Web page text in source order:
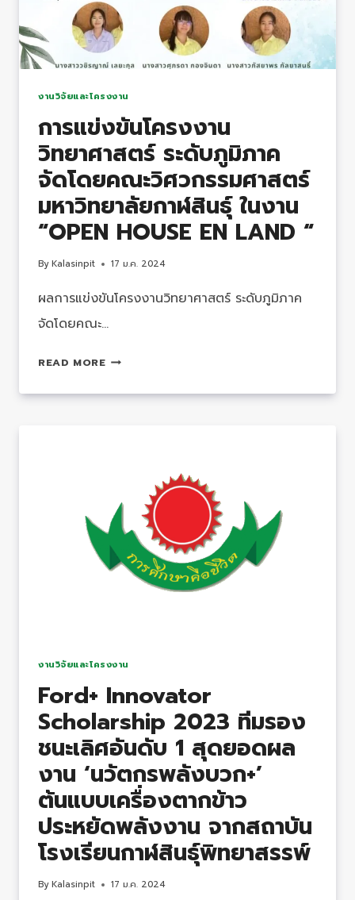
ระดับ
โลก
ให้
น่า
INNOVATOR
SCHOLARSHIP
จัด
โดย
ฟ
ประเทศไทย
กับ
สมาคม
ประชากร
(NIA
งานวิจัยและโครงงาน
การแข่งขันโครงงาน
วิทยาศาสตร์​ ระดับภูมิภาค​
จัดโดยคณะวิศวกรรมศาสตร์​
มหาวิทยาลัยกาฬสินธุ์​ ในงาน​
“OPEN HOUSE EN LAND “
ByKalasinpit 17 ม.ค. 2024
ผลการแข่งขันโครงงานวิทยาศาสตร์​ ระดับภูมิภาค​
จัดโดยคณะ…
READ MOREการ
โครง
โดย
คณะ
วิศวกรรมศาสตร์​
มหาวิทยาลัย
EN
LAND
งานวิจัยและโครงงาน
Ford+ Innovator
Scholarship 2023 ทีมรอง
ชนะเลิศอันดับ 1 สุดยอดผล
งาน ‘นวัตกรพลังบวก+’
ต้นแบบเครื่องตากข้าว
ประหยัดพลังงาน จากสถาบัน
โรงเรียนกาฬสินธุ์พิทยาสรรพ์
ByKalasinpit 17 ม.ค. 2024